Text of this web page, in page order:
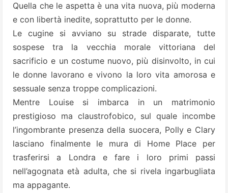
Quella che le aspetta è una vita nuova, più moderna
e con libertà inedite, soprattutto per le donne.
Le cugine si avviano su strade disparate, tutte
sospese tra la vecchia morale vittoriana del
sacrificio e un costume nuovo, più disinvolto, in cui
le donne lavorano e vivono la loro vita amorosa e
sessuale senza troppe complicazioni.
Mentre Louise si imbarca in un matrimonio
prestigioso ma claustrofobico, sul quale incombe
l’ingombrante presenza della suocera, Polly e Clary
lasciano finalmente le mura di Home Place per
trasferirsi a Londra e fare i loro primi passi
nell’agognata età adulta, che si rivela ingarbugliata
ma appagante.